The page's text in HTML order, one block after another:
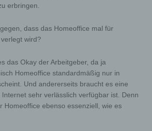
erbringen.
dass das Homeoffice mal für
wird?
das Okay der Arbeitgeber, da ja
Homeoffice standardmäßig nur in
Und andererseits braucht es eine
sehr verlässlich verfügbar ist. Denn
Homeoffice ebenso essenziell, wie es